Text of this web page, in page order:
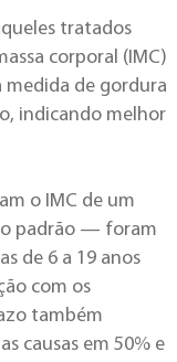
tratados
corporal (IMC)
de gordura
indicando melhor
o IMC de um
padrão — foram
de 6 a 19 anos
com os
também
causas em 50% e